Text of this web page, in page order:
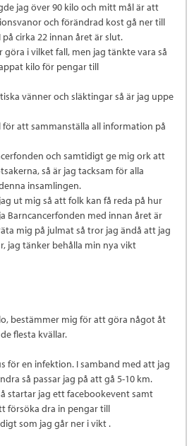
jag över 90 kilo och mitt mål är att
och förändrad kost gå ner till
cirka 22 innan året är slut.
i vilket fall, men jag tänkte vara så
kilo för pengar till
vänner och släktingar så är jag uppe
att sammanställa all information på
och samtidigt ge mig ork att
så är jag tacksam för alla
insamlingen.
ut mig så att folk kan få reda på hur
Barncancerfonden med innan året är
mig på julmat så tror jag ändå att jag
jag tänker behålla min nya vikt
bestämmer mig för att göra något åt
flesta kvällar.
för en infektion. I samband med att jag
så passar jag på att gå 5-10 km.
startar jag ett facebookevent samt
försöka dra in pengar till
som jag går ner i vikt .